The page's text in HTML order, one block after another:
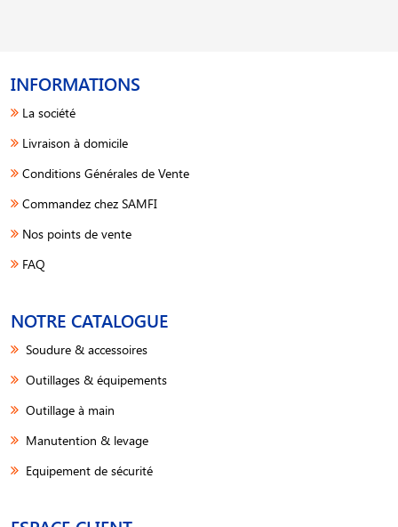
INFORMATIONS
La société
Livraison à domicile
Conditions Générales de Vente
Commandez chez SAMFI
Nos points de vente
FAQ
NOTRE CATALOGUE
Soudure & accessoires
Outillages & équipements
Outillage à main
Manutention & levage
Equipement de sécurité